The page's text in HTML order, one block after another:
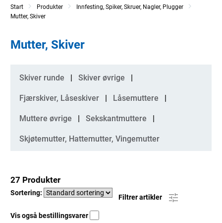
Start Produkter
Innfesting, Spiker, Skruer, Nagler, Plugger
Mutter, Skiver
Mutter, Skiver
Kategorier
Skiver runde Skiver øvrige
Fjærskiver, Låseskiver Låsemuttere
Muttere øvrige Sekskantmuttere
Skjøtemutter, Hattemutter, Vingemutter
27 Produkter
Sortering:
Filtrer artikler
Vis også bestillingsvarer